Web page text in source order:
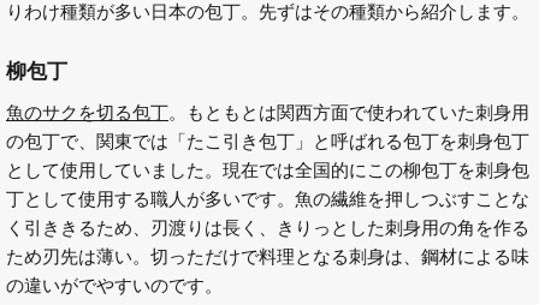
りわけ種類が多い日本の包丁。先ずはその種類から紹介します。
柳包丁
魚のサクを切る包丁 。もともとは関西方面で使われていた刺身用
の包丁で、関東では「たこ引き包丁」と呼ばれる包丁を刺身包丁
として使用していました。現在では全国的にこの柳包丁を刺身包
丁として使用する職人が多いです。魚の繊維を押しつぶすことな
く引ききるため、刃渡りは長く、きりっとした刺身用の角を作る
ため刃先は薄い。切っただけで料理となる刺身は、鋼材による味
の違いがでやすいのです。